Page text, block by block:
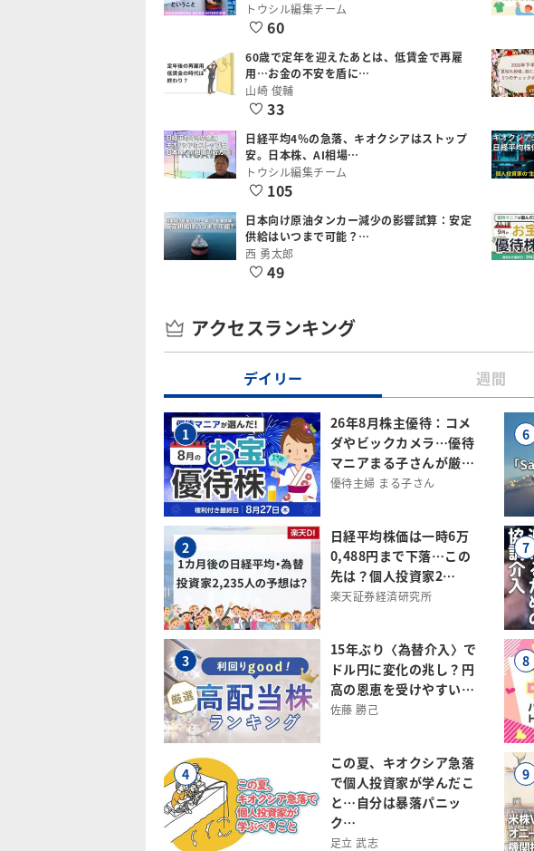
トウシル編集チーム
60
60歳で定年を迎えたあとは、低賃金で再雇
用…お金の不安を盾に…
山崎 俊輔
33
日経平均4％の急落、キオクシアはストップ
安。日本株、AI相場…
トウシル編集チーム
105
日本向け原油タンカー減少の影響試算：安定
供給はいつまで可能？…
西 勇太郎
49
アクセスランキング
デイリー 週間
1
26年8月株主優待：コメ
ダやビックカメラ…優待
マニアまる子さんが厳…
優待主婦 まる子さん
2
日経平均株価は一時6万
0,488円まで下落…この
先は？個人投資家2…
楽天証券経済研究所
3
15年ぶり〈為替介入〉で
ドル円に変化の兆し？円
高の恩恵を受けやすい…
佐藤 勝己
4
この夏、キオクシア急落
で個人投資家が学んだこ
と…自分は暴落パニッ
ク…
足立 武志
6
7
8
9